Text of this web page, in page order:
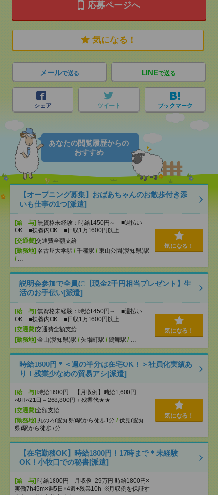
応募ページへ
気になる！
メールで送る LINEで送る
シェア ツイート ブックマーク
あなたの閲覧履歴からの
おすすめ
【オープニング募集】おばあちゃんのお散歩付き添
いも仕事の1つ[派遣]
[給 与] 無資格未経験：時給1450円～ ■週払い
OK ■扶養内OK ■日収1万1600円以上
[交通費]交通費全額支給
[勤務地] 名古屋大学駅 / 千種駅 / 東山公園(愛知県)駅
/ …
気になる！
説明会参加で全員に【現金2千円相当プレゼント】生
活のお手伝い[派遣]
[給 与] 無資格未経験：時給1450円～ ■週払い
OK ■扶養内OK ■日収1万1600円以上
[交通費]交通費全額支給
[勤務地] 金山(愛知県)駅 / 矢場町駅 / 鶴舞駅 / …
気になる！
時給1600円＊＜週の半分は在宅OK！＞社員化実績あ
り！残業少なめの貿易アシ[派遣]
[給 与] 時給1600円 【月収例】時給1,600円
×8H×21日＝268,800円＋残業代★★
[交通費]全額支給
[勤務地] 丸の内(愛知県)駅から徒歩1分 / 伏見(愛知
県)駅から徒歩7分
気になる！
【在宅勤務OK】時給1800円！17時まで＊未経験
OK！小牧口での秘書[派遣]
[給 与] 時給1800円 月収例 29万円 時給1800円×
実働7h45m×週5日×4週+残業10h ※月収例を保証す